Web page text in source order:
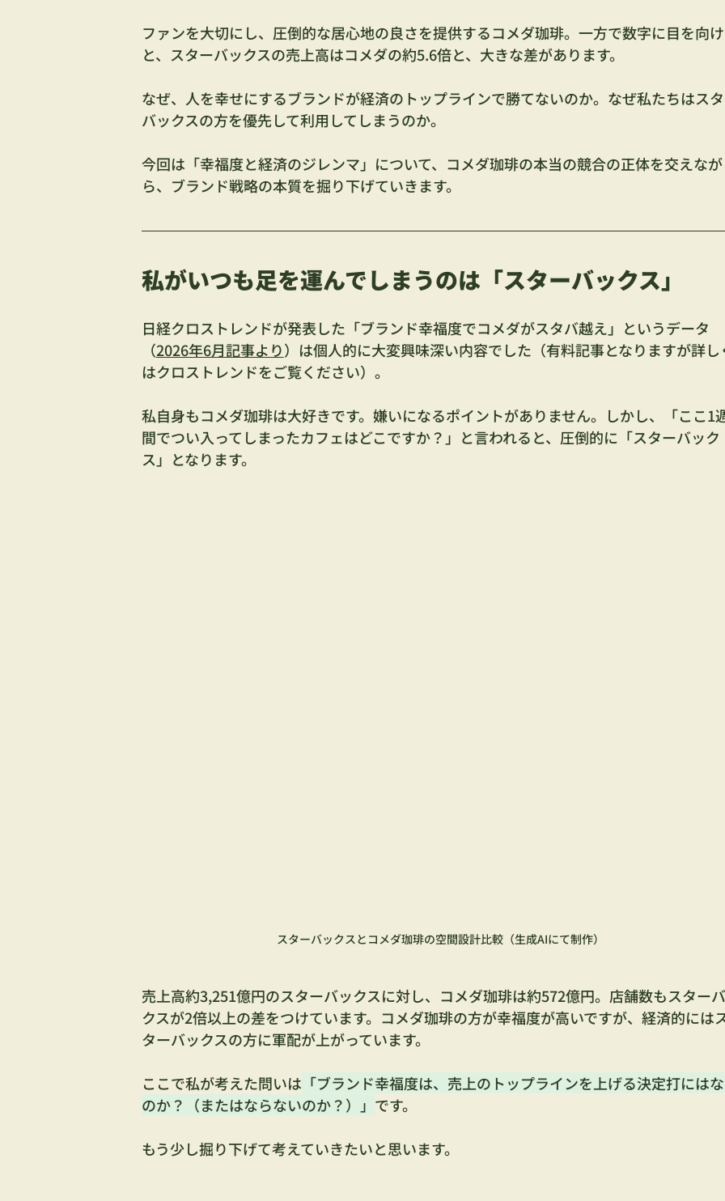
ファンを大切にし、圧倒的な居心地の良さを提供するコメダ珈琲。一方で数字に目を向
と、スターバックスの売上高はコメダの約5.6倍と、大きな差があります。
なぜ、人を幸せにするブランドが経済のトップラインで勝てないのか。なぜ私たちはス
バックスの方を優先して利用してしまうのか。
今回は「幸福度と経済のジレンマ」について、コメダ珈琲の本当の競合の正体を交えなが
ら、ブランド戦略の本質を掘り下げていきます。
私がいつも足を運んでしまうのは「スターバックス」
日経クロストレンドが発表した「ブランド幸福度でコメダがスタバ越え」というデータ
（2026年6月記事より）は個人的に大変興味深い内容でした（有料記事となりますが詳し
はクロストレンドをご覧ください）。
私自身もコメダ珈琲は大好きです。嫌いになるポイントがありません。しかし、「ここ1
間でつい入ってしまったカフェはどこですか？」と言われると、圧倒的に「スターバック
ス」となります。
スターバックスとコメダ珈琲の空間設計比較（生成AIにて制作）
売上高約3,251億円のスターバックスに対し、コメダ珈琲は約572億円。店舗数もスター
クスが2倍以上の差をつけています。コメダ珈琲の方が幸福度が高いですが、経済的には
ターバックスの方に軍配が上がっています。
ここで私が考えた問いは 「ブランド幸福度は、売上のトップラインを上げる決定打には
のか？（またはならないのか？）」 です。
もう少し掘り下げて考えていきたいと思います。